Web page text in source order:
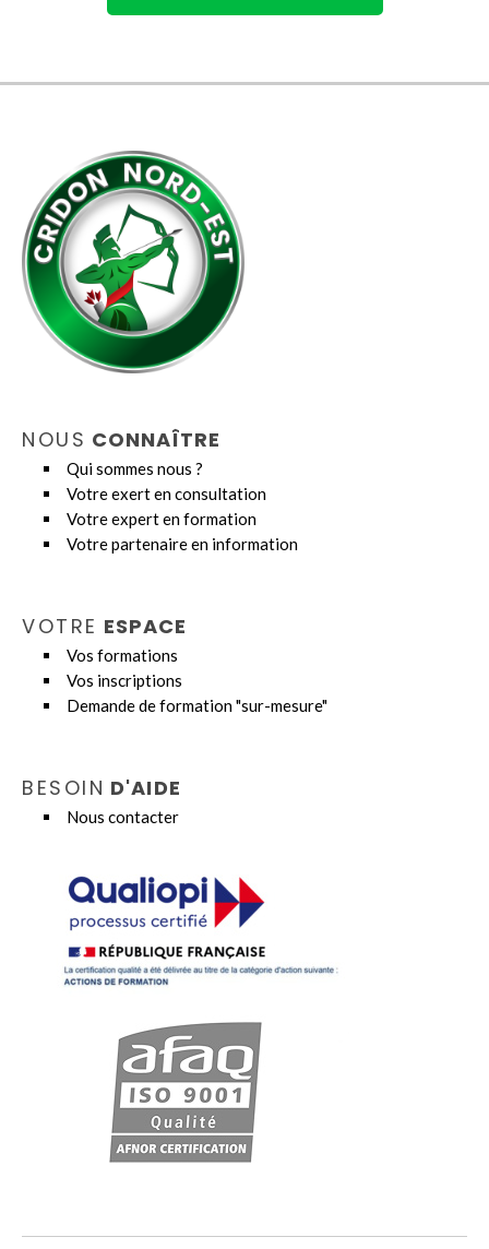
NOUS CONNAÎTRE
Qui sommes nous ?
Votre exert en consultation
Votre expert en formation
Votre partenaire en information
VOTRE ESPACE
Vos formations
Vos inscriptions
Demande de formation "sur-mesure"
BESOIN D'AIDE
Nous contacter